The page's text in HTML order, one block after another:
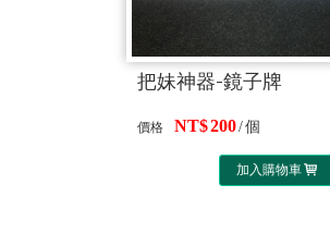
把妹神器-鏡子牌
價格 200 個
加入購物車